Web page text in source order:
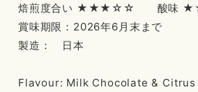
焙煎度合い ★★★☆☆ 酸味
賞味期限：2026年6月末まで
製造： 日本
Flavour: Milk Chocolate & Citrus